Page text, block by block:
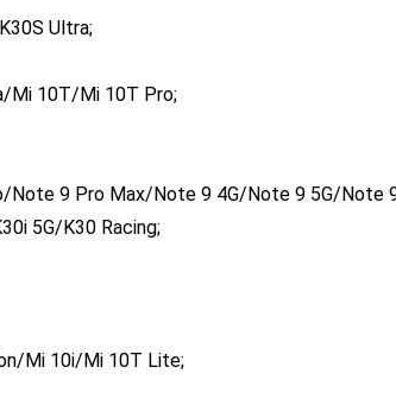
Ultra;
Mi 10T/Mi 10T Pro;
9 Pro Max/Note 9 4G/Note 9 5G/Note
5G/K30 Racing;
Mi 10i/Mi 10T Lite;